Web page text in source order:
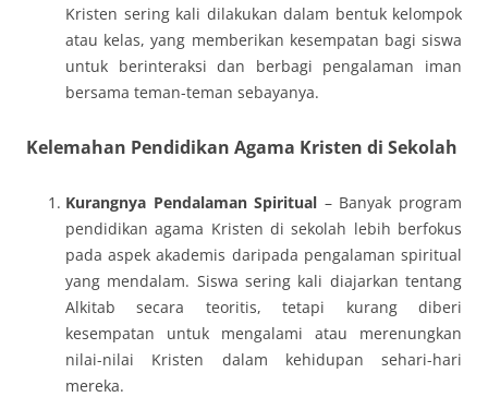
Kristen sering kali dilakukan dalam bentuk kelompok
atau kelas, yang memberikan kesempatan bagi siswa
untuk berinteraksi dan berbagi pengalaman iman
bersama teman-teman sebayanya.
Kelemahan Pendidikan Agama Kristen di Sekolah
Kurangnya Pendalaman Spiritual – Banyak program
pendidikan agama Kristen di sekolah lebih berfokus
pada aspek akademis daripada pengalaman spiritual
yang mendalam. Siswa sering kali diajarkan tentang
Alkitab secara teoritis, tetapi kurang diberi
kesempatan untuk mengalami atau merenungkan
nilai-nilai Kristen dalam kehidupan sehari-hari
mereka.